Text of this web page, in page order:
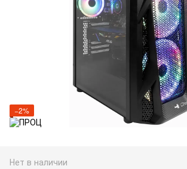
−2%
Нет в наличии